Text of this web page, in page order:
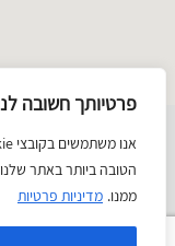
פרטיותך חשובה
הטובה ביותר באתר
ממנו. מדיניות פרטיות
רשימת
קטגוריות
Categories
תכשיטים
ציור וצילום
פיסול
בובות